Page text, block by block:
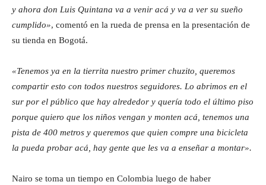
y ahora don Luis Quintana va a venir acá y va a ver su sueño
cumplido», comentó en la rueda de prensa en la presentación de
su tienda en Bogotá.
«Tenemos ya en la tierrita nuestro primer chuzito, queremos
compartir esto con todos nuestros seguidores. Lo abrimos en el
sur por el público que hay alrededor y quería todo el último piso
porque quiero que los niños vengan y monten acá, tenemos una
pista de 400 metros y queremos que quien compre una bicicleta
la pueda probar acá, hay gente que les va a enseñar a montar».
Nairo se toma un tiempo en Colombia luego de haber